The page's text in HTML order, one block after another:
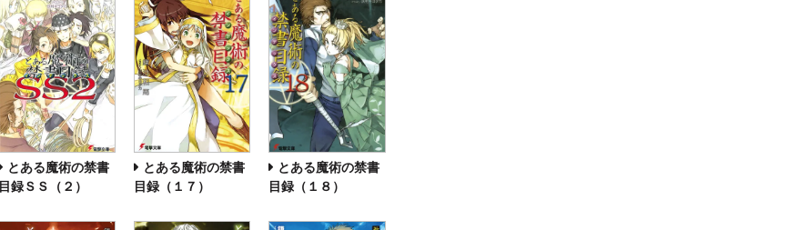
とある魔術の禁書
目録ＳＳ（２）
とある魔術の禁書
目録（１７）
とある魔術の禁書
目録（１８）